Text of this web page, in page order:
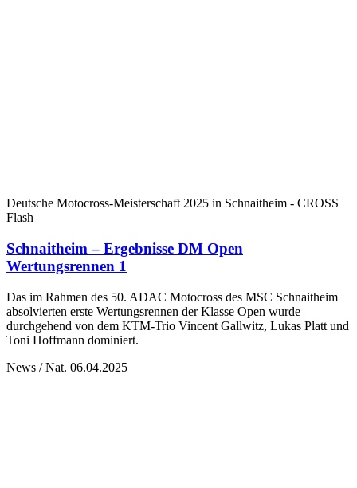
Deutsche Motocross-Meisterschaft 2025 in Schnaitheim - CROSS
Flash
Schnaitheim – Ergebnisse DM Open
Wertungsrennen 1
Das im Rahmen des 50. ADAC Motocross des MSC Schnaitheim
absolvierten erste Wertungsrennen der Klasse Open wurde
durchgehend von dem KTM-Trio Vincent Gallwitz, Lukas Platt und
Toni Hoffmann dominiert.
News / Nat. 06.04.2025